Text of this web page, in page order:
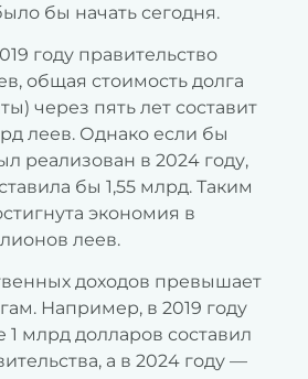
бы начать сегодня.
году правительство
общая стоимость долга
через пять лет составит
леев. Однако если бы
реализован в 2024 году,
бы 1,55 млрд. Таким
экономия в
леев.
доходов превышает
Например, в 2019 году
1 млрд долларов составил
а в 2024 году —